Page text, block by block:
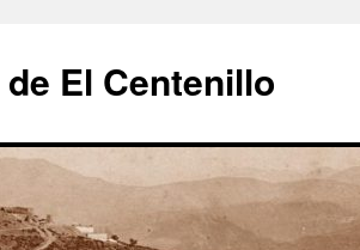
El Centenillo